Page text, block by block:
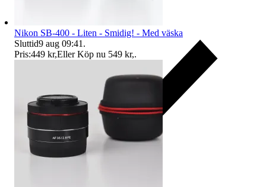
Nikon SB-400 - Liten - Smidig! - Med väska
Sluttid9 aug 09:41 .
Pris:449 kr,Eller Köp nu 549 kr,.